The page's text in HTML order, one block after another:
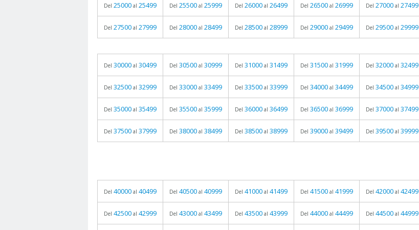
Del 25000 al 25499 Del 25500 al 25999 Del 26000 al 26499 Del 26500 al 26999 Del 27000 al 27499
Del 27500 al 27999 Del 28000 al 28499 Del 28500 al 28999 Del 29000 al 29499 Del 29500 al 29999
Del 30000 al 30499 Del 30500 al 30999 Del 31000 al 31499 Del 31500 al 31999 Del 32000 al 32499
Del 32500 al 32999 Del 33000 al 33499 Del 33500 al 33999 Del 34000 al 34499 Del 34500 al 34999
Del 35000 al 35499 Del 35500 al 35999 Del 36000 al 36499 Del 36500 al 36999 Del 37000 al 37499
Del 37500 al 37999 Del 38000 al 38499 Del 38500 al 38999 Del 39000 al 39499 Del 39500 al 39999
Del 40000 al 40499 Del 40500 al 40999 Del 41000 al 41499 Del 41500 al 41999 Del 42000 al 42499
Del 42500 al 42999 Del 43000 al 43499 Del 43500 al 43999 Del 44000 al 44499 Del 44500 al 44999